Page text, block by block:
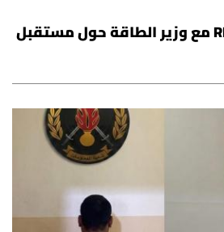
لقاء حواري في RDCL مع وزير الطاقة حول مستقبل